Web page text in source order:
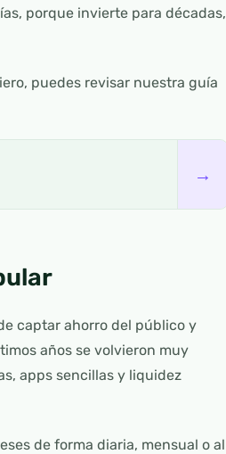
porque invierte para décadas,
puedes revisar nuestra guía
→
captar ahorro del público y
años se volvieron muy
apps sencillas y liquidez
de forma diaria, mensual o al